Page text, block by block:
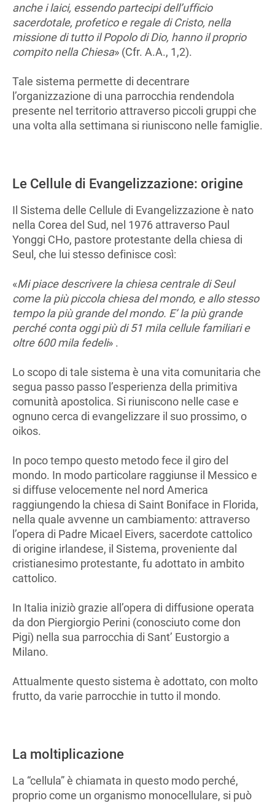
anche i laici, essendo partecipi dell’ufficio
sacerdotale, profetico e regale di Cristo, nella
missione di tutto il Popolo di Dio, hanno il proprio
compito nella Chiesa» (Cfr. A.A., 1,2).
Tale sistema permette di decentrare
l’organizzazione di una parrocchia rendendola
presente nel territorio attraverso piccoli gruppi che
una volta alla settimana si riuniscono nelle famiglie.
Le Cellule di Evangelizzazione: origine
Il Sistema delle Cellule di Evangelizzazione è nato
nella Corea del Sud, nel 1976 attraverso Paul
Yonggi CHo, pastore protestante della chiesa di
Seul, che lui stesso definisce così:
«Mi piace descrivere la chiesa centrale di Seul
come la più piccola chiesa del mondo, e allo stesso
tempo la più grande del mondo. E’ la più grande
perché conta oggi più di 51 mila cellule familiari e
oltre 600 mila fedeli» .
Lo scopo di tale sistema è una vita comunitaria che
segua passo passo l’esperienza della primitiva
comunità apostolica. Si riuniscono nelle case e
ognuno cerca di evangelizzare il suo prossimo, o
oikos.
In poco tempo questo metodo fece il giro del
mondo. In modo particolare raggiunse il Messico e
si diffuse velocemente nel nord America
raggiungendo la chiesa di Saint Boniface in Florida,
nella quale avvenne un cambiamento: attraverso
l’opera di Padre Micael Eivers, sacerdote cattolico
di origine irlandese, il Sistema, proveniente dal
cristianesimo protestante, fu adottato in ambito
cattolico.
In Italia iniziò grazie all’opera di diffusione operata
da don Piergiorgio Perini (conosciuto come don
Pigi) nella sua parrocchia di Sant’ Eustorgio a
Milano.
Attualmente questo sistema è adottato, con molto
frutto, da varie parrocchie in tutto il mondo.
La moltiplicazione
La “cellula” è chiamata in questo modo perché,
proprio come un organismo monocellulare, si può